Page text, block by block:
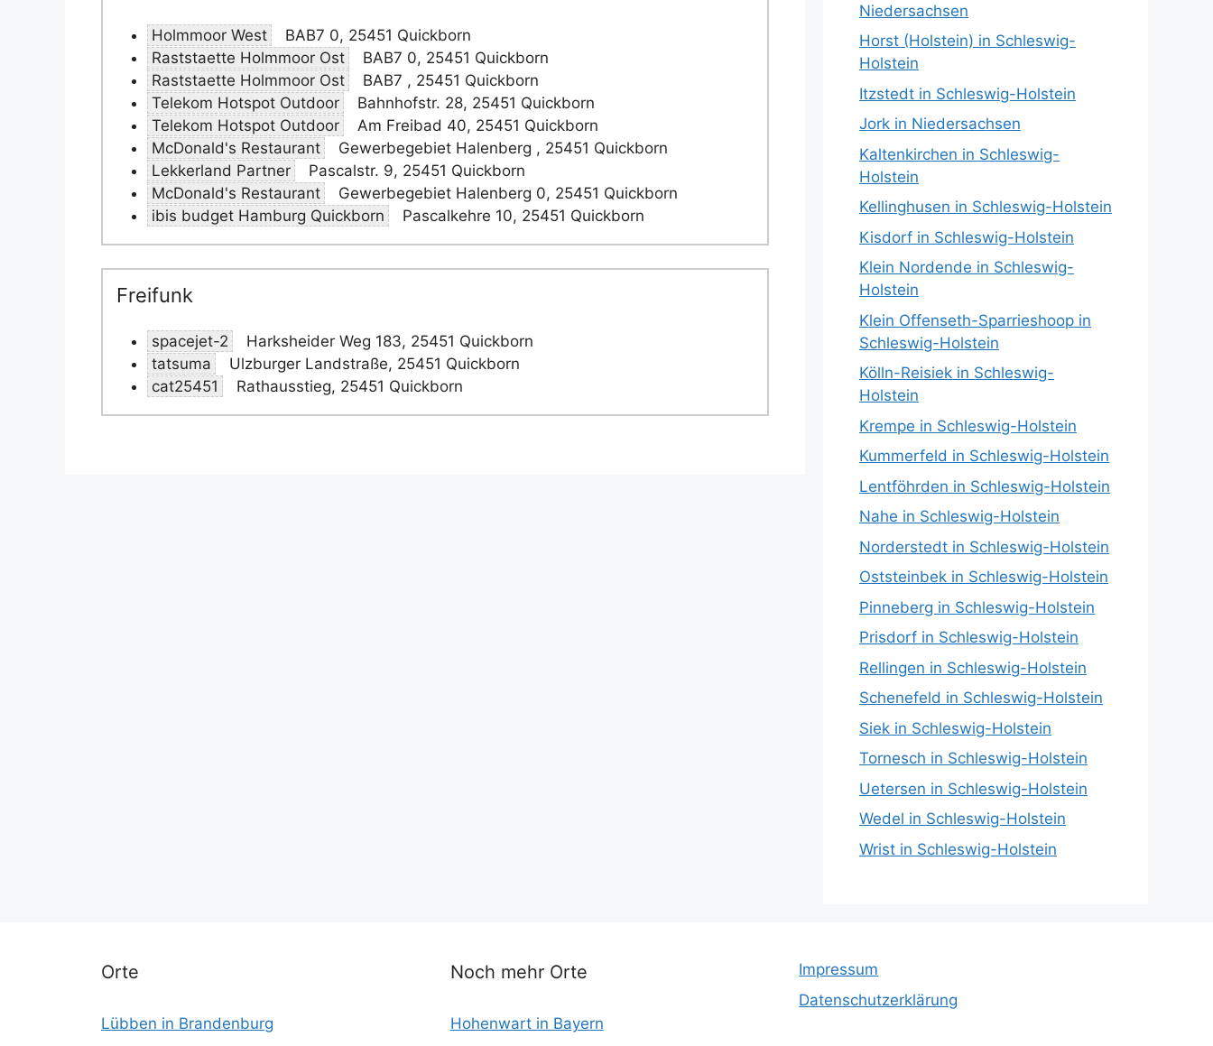
Holmmoor West
BAB7 0, 25451 Quickborn
Raststaette Holmmoor Ost
BAB7 0, 25451 Quickborn
Raststaette Holmmoor Ost
BAB7 , 25451 Quickborn
Telekom Hotspot Outdoor
Bahnhofstr. 28, 25451 Quickborn
Telekom Hotspot Outdoor
Am Freibad 40, 25451 Quickborn
McDonald's Restaurant
Gewerbegebiet Halenberg , 25451 Quickborn
Lekkerland Partner
Pascalstr. 9, 25451 Quickborn
McDonald's Restaurant
Gewerbegebiet Halenberg 0, 25451 Quickborn
ibis budget Hamburg Quickborn
Pascalkehre 10, 25451 Quickborn
Freifunk
spacejet-2
Harksheider Weg 183, 25451 Quickborn
tatsuma
Ulzburger Landstraße, 25451 Quickborn
cat25451
Rathausstieg, 25451 Quickborn
Niedersachsen
Horst (Holstein) in Schleswig-
Holstein
Itzstedt in Schleswig-Holstein
Jork in Niedersachsen
Kaltenkirchen in Schleswig-
Holstein
Kellinghusen in Schleswig-Holstein
Kisdorf in Schleswig-Holstein
Klein Nordende in Schleswig-
Holstein
Klein Offenseth-Sparrieshoop in
Schleswig-Holstein
Kölln-Reisiek in Schleswig-
Holstein
Krempe in Schleswig-Holstein
Kummerfeld in Schleswig-Holstein
Lentföhrden in Schleswig-Holstein
Nahe in Schleswig-Holstein
Norderstedt in Schleswig-Holstein
Oststeinbek in Schleswig-Holstein
Pinneberg in Schleswig-Holstein
Prisdorf in Schleswig-Holstein
Rellingen in Schleswig-Holstein
Schenefeld in Schleswig-Holstein
Siek in Schleswig-Holstein
Tornesch in Schleswig-Holstein
Uetersen in Schleswig-Holstein
Wedel in Schleswig-Holstein
Wrist in Schleswig-Holstein
Orte
Lübben in Brandenburg
Noch mehr Orte
Hohenwart in Bayern
Impressum
Datenschutzerklärung